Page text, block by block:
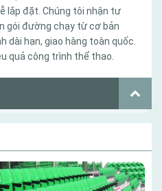
lắp đặt. Chúng tôi nhận tư
gói đường chạy từ cơ bản
dài hạn, giao hàng toàn quốc.
quả công trình thể thao.